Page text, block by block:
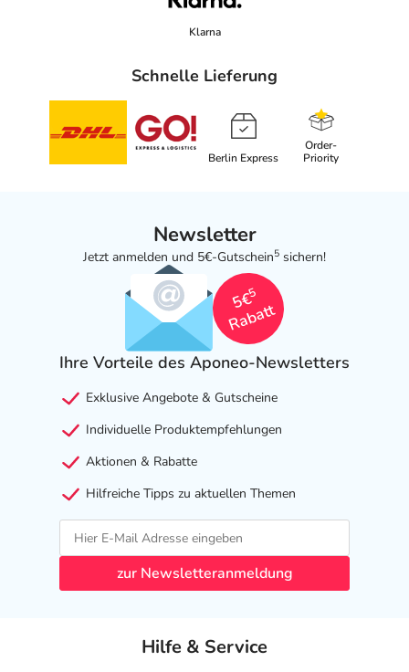
Klarna
Schnelle Lieferung
Berlin Express
Order-
Priority
Newsletter
Jetzt anmelden und 5€-Gutschein5 sichern!
5€
5
Rabatt
Ihre Vorteile des Aponeo-Newsletters
Exklusive Angebote & Gutscheine
Individuelle Produktempfehlungen
Aktionen & Rabatte
Hilfreiche Tipps zu aktuellen Themen
zur Newsletteranmeldung
Hilfe & Service